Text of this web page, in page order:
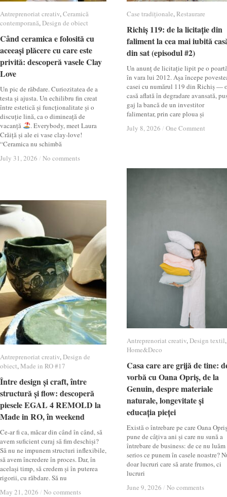
Antreprenoriat creativ,Ceramică
contemporană,Design de obiect
Când ceramica e folosită cu
aceeași plăcere cu care este
privită: descoperă vasele Clay
Love
Un pic de răbdare. Curiozitatea de a
testa și ajusta. Un echilibru fin creat
între estetică și funcționalitate și o
discuție lină, ca o dimineață de
vacanță
. Everybody, meet Laura
Crăiță și ale ei vase clay-love!
“Ceramica nu schimbă
July 31, 2026 / No comments
Antreprenoriat creativ Ceramică
contemporană Design de obiect
Când ceramica e folosită cu
aceeași plăcere cu care este
privită: descoperă vasele Clay
Love
July 31, 2026 / No comments
Case tradiționale,Restaurare
Richiș 119: de la licitație din
faliment la cea mai iubită
din sat (episodul #2)
Un anunț de licitație lipit pe o
în vara lui 2012. Așa începe
casei cu numărul 119 din Richiș —
casă aflată în degradare avansată,
gaj la bancă de un investitor
falimentar, prin care ploua și
July 8, 2026 / One Comment
Case tradiționale Restaurare
Richiș 119: de la licitație din
faliment la cea mai iubită
din sat (episodul #2)
July 8, 2026 / One Comment
Antreprenoriat creativ,Design textil,
Home&Deco
Casa care are grijă de tine:
vorbă cu Oana Opriș, de la
Genuin, despre materiale
naturale, longevitate și
educația pieței
Există o întrebare pe care Oana
pune de câțiva ani și care nu sună a
întrebare de business: de ce nu
serios ce punem în casele noastre?
doar lucruri care să arate frumos, ci
lucruri
June 9, 2026 / No comments
Antreprenoriat creativ Design textil
Home&Deco
Casa care are grijă de tine:
vorbă cu Oana Opriș, de la
Genuin, despre materiale
naturale, longevitate și
educația pieței
June 9, 2026 / No comments
Antreprenoriat creativ,Design de
obiect,Made in RO #17
Între design și craft, între
structură și flow: descoperă
piesele EGAL 4 REMOLD la
Made in RO, în weekend
Ce-ar fi ca, măcar din când în când, să
avem suficient curaj să fim deschiși?
Să nu ne impunem structuri inflexibile,
să avem încredere în proces. Dar, în
același timp, să credem și în puterea
rigorii, cu răbdare. Să nu
May 21, 2026 / No comments
Antreprenoriat creativ Design de
obiect Made in RO #17
Între design și craft, între
structură și flow: descoperă
piesele EGAL 4 REMOLD la
Made in RO, în weekend
May 21, 2026 / No comments